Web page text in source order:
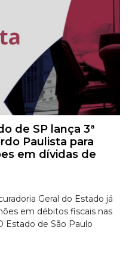
de SP lança 3ª
Paulista para
em dívidas de
Geral do Estado já
em débitos fiscais nas
Estado de São Paulo